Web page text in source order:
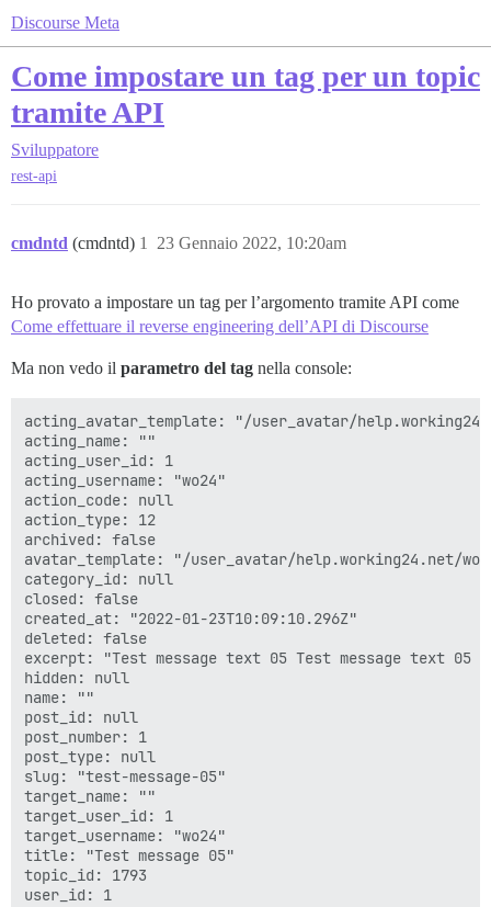
Discourse Meta
Come impostare un tag per un topic
tramite API
Sviluppatore
rest-api
cmdntd (cmdntd) 23 Gennaio 2022, 10:20am
1
Ho provato a impostare un tag per l’argomento tramite API come
Come effettuare il reverse engineering dell’API di Discourse
Ma non vedo il parametro del tag nella console:
acting_avatar_template: "/user_avatar/
acting_name: ""
acting_user_id: 1
acting_username: "wo24"
action_code: null
action_type: 12
archived: false
avatar_template: "/user_avatar/help.working24.net/
category_id: null
closed: false
created_at: "2022-01-23T10:09:10.296Z"
deleted: false
excerpt: "Test message text 05 Test message text 05
hidden: null
name: ""
post_id: null
post_number: 1
post_type: null
slug: "test-message-05"
target_name: ""
target_user_id: 1
target_username: "wo24"
title: "Test message 05"
topic_id: 1793
user_id: 1